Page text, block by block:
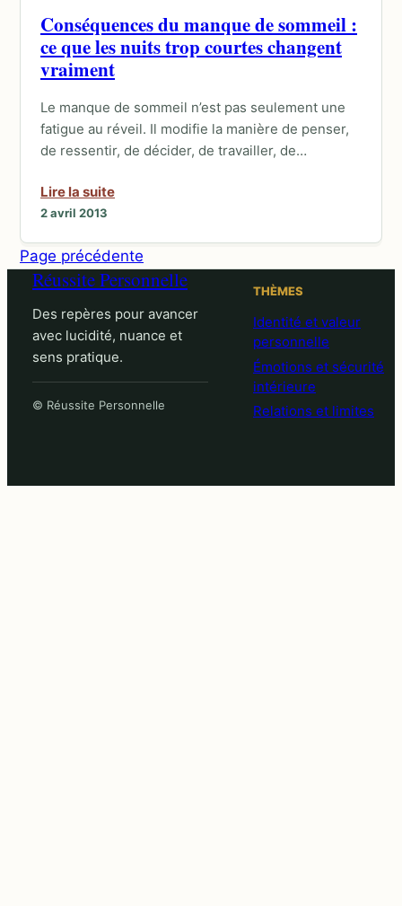
Conséquences du manque de sommeil :
ce que les nuits trop courtes changent
vraiment
Le manque de sommeil n’est pas seulement une
fatigue au réveil. Il modifie la manière de penser,
de ressentir, de décider, de travailler, de…
Lire la suite
2 avril 2013
Page précédente
Réussite Personnelle
Des repères pour avancer
avec lucidité, nuance et
sens pratique.
© Réussite Personnelle
THÈMES
Identité et valeur
personnelle
Émotions et sécurité
intérieure
Relations et limites